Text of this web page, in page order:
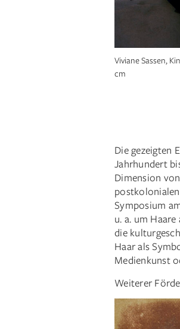
Viviane Sassen,
cm
Hoda Afshar,
Pigment Print, 112
Die gezeigten
Jahrhundert
Dimension
Symposium
u. a. um
die
Haar als
Medienkunst
Weiterer